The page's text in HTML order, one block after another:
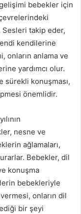
bebekler için
Sesleri takip eder,
kendilerine
onların anlama ve
yardımcı olur.
sürekli konuşması,
önemlidir.
nesne ve
ağlamaları,
Bebekler, dil
konuşma
bebekleriyle
onların dil
bir şeyi